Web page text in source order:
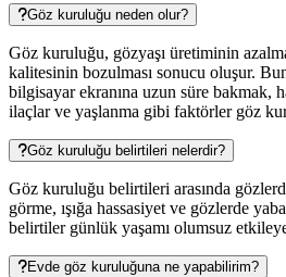
Göz kuruluğu neden olur?
Göz kuruluğu, gözyaşı üretiminin
kalitesinin bozulması sonucu oluşur.
bilgisayar ekranına uzun süre bakmak,
ilaçlar ve yaşlanma gibi faktörler göz
Göz kuruluğu belirtileri nelerdir?
Göz kuruluğu belirtileri arasında
görme, ışığa hassasiyet ve gözlerde
belirtiler günlük yaşamı olumsuz
Evde göz kuruluğuna ne yapabilirim?